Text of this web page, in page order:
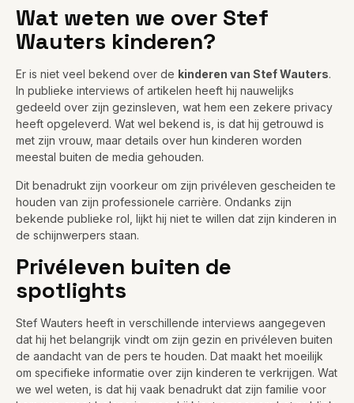
Wat weten we over Stef
Wauters kinderen?
Er is niet veel bekend over de kinderen van Stef Wauters.
In publieke interviews of artikelen heeft hij nauwelijks
gedeeld over zijn gezinsleven, wat hem een zekere privacy
heeft opgeleverd. Wat wel bekend is, is dat hij getrouwd is
met zijn vrouw, maar details over hun kinderen worden
meestal buiten de media gehouden.
Dit benadrukt zijn voorkeur om zijn privéleven gescheiden te
houden van zijn professionele carrière. Ondanks zijn
bekende publieke rol, lijkt hij niet te willen dat zijn kinderen in
de schijnwerpers staan.
Privéleven buiten de
spotlights
Stef Wauters heeft in verschillende interviews aangegeven
dat hij het belangrijk vindt om zijn gezin en privéleven buiten
de aandacht van de pers te houden. Dat maakt het moeilijk
om specifieke informatie over zijn kinderen te verkrijgen. Wat
we wel weten, is dat hij vaak benadrukt dat zijn familie voor